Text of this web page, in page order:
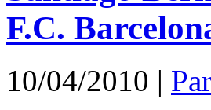
F.C.
10/04/2010 |